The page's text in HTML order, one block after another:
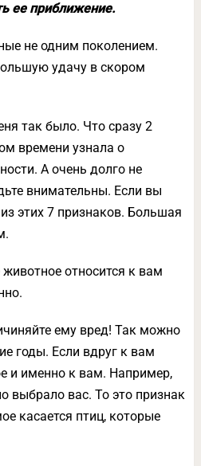
ее приближение.
не одним поколением.
удачу в скором
так было. Что сразу 2
времени узнала о
А очень долго не
внимательны. Если вы
этих 7 признаков. Большая
относится к вам
ему вред! Так можно
годы. Если вдруг к вам
и именно к вам. Например,
выбрало вас. То это признак
касается птиц, которые